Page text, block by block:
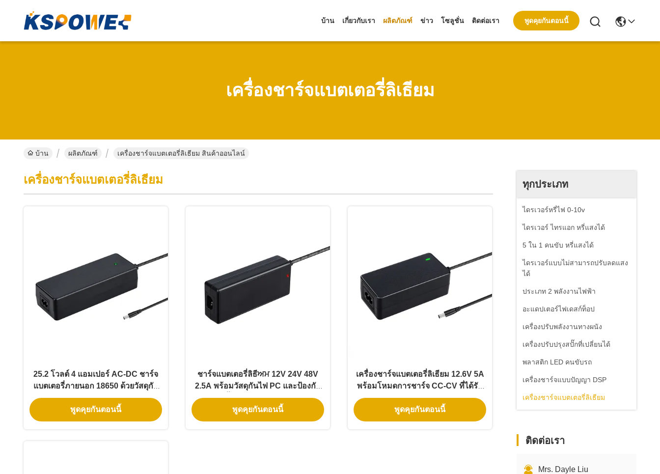
บ้าน เกี่ยวกับเรา ผลิตภัณฑ์ ข่าว โซลูชั่น ติดต่อเรา พูดคุยกันตอนนี้
เครื่องชาร์จแบตเตอรี่ลิเธียม
บ้าน ผลิตภัณฑ์ เครื่องชาร์จแบตเตอรี่ลิเธียม สินค้าออนไลน์
ทุกประเภท
ไดรเวอร์หรี่ไฟ 0-10v
ไดรเวอร์ ไทรแอก หรี่แสงได้
5 ใน 1 คนขับ หรี่แสงได้
ไดรเวอร์แบบไม่สามารถปรับลดแสง
ได้
ประเภท 2 พลังงานไฟฟ้า
อะแดปเตอร์ไฟเดสก์ท็อป
เครื่องปรับพลังงานทางผนัง
เครื่องปรับปรุงสปั๊กที่เปลี่ยนได้
พลาสติก LED คนขับรถ
เครื่องชาร์จแบบปัญญา DSP
เครื่องชาร์จแบตเตอรี่ลิเธียม
ติดต่อเรา
Mrs. Dayle Liu
เครื่องชาร์จแบตเตอรี่ลิเธียม
25.2 โวลต์ 4 แอมเปอร์ AC-DC ชาร์จ
แบตเตอรี่ภายนอก 18650 ด้วยวัสดุกัน
ไฟ PC สําหรับแบตเตอรี่ลิตยอน
พูดคุยกันตอนนี้
ชาร์จแบตเตอรี่ลิธีਅਮ 12V 24V 48V
2.5A พร้อมวัสดุกันไฟ PC และป้องกัน
วงจรสั้นสําหรับสกูเตอร์ Ebike
พูดคุยกันตอนนี้
เครื่องชาร์จแบตเตอรี่ลิเธียม 12.6V 5A
พร้อมโหมดการชาร์จ CC-CV ที่ได้รับ
การรับรอง UL KC PSE CE
พูดคุยกันตอนนี้